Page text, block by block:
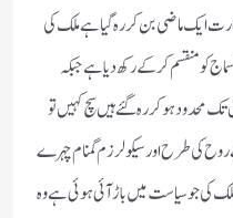
ایک ماضی بن کر رہ گیا ہے ملک کی
کو منقسم کرکے رکھ دیا ہےجبکہ
محدود ہوکررہ گئے ہیں سچ کہیں تو
کی طرح اور سیکولرزم گمنام چہرے
کی جو سیاست میں باڑ آئی ہوئی ہے وہ